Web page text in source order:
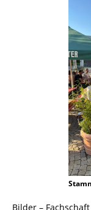
Bilder –